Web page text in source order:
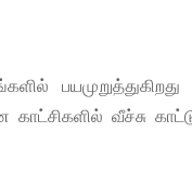
காட்சிகளில் வீச்சு